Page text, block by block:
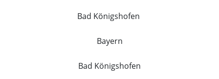
Bad Königshofen
Bayern
Bad Königshofen